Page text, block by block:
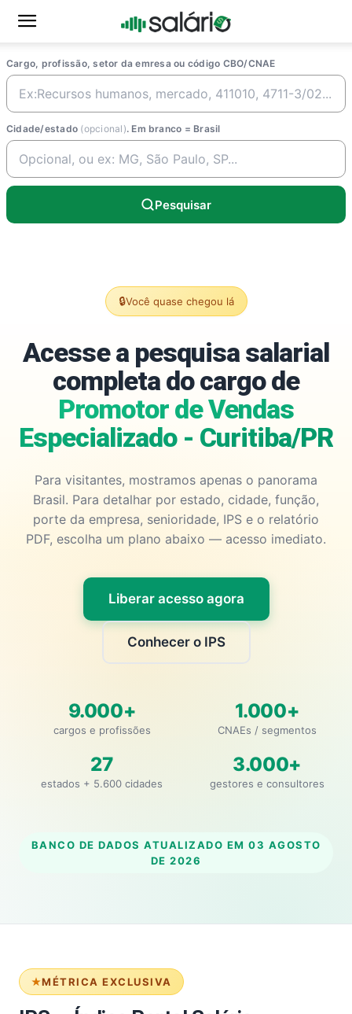
Cargo, profissão, setor da emresa ou código CBO/CNAE
Cidade/estado (opcional). Em branco = Brasil
Pesquisar
🔒Você quase chegou lá
Acesse a pesquisa salarial
completa do cargo de
Promotor de Vendas
Especializado - Curitiba/PR
Para visitantes, mostramos apenas o panorama
Brasil. Para detalhar por estado, cidade, função,
porte da empresa, senioridade, IPS e o relatório
PDF, escolha um plano abaixo — acesso imediato.
Liberar acesso agora
Conhecer o IPS
9.000+
cargos e profissões
1.000+
CNAEs / segmentos
27
estados + 5.600 cidades
3.000+
gestores e consultores
BANCO DE DADOS ATUALIZADO EM 03 AGOSTO
DE 2026
MÉTRICA EXCLUSIVA